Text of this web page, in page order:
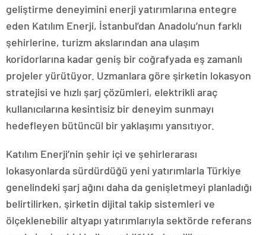
geliştirme deneyimini enerji yatırımlarına entegre
eden Katılım Enerji, İstanbul’dan Anadolu’nun farklı
şehirlerine, turizm akslarından ana ulaşım
koridorlarına kadar geniş bir coğrafyada eş zamanlı
projeler yürütüyor. Uzmanlara göre şirketin lokasyon
stratejisi ve hızlı şarj çözümleri, elektrikli araç
kullanıcılarına kesintisiz bir deneyim sunmayı
hedefleyen bütüncül bir yaklaşımı yansıtıyor.
Katılım Enerji’nin şehir içi ve şehirlerarası
lokasyonlarda sürdürdüğü yeni yatırımlarla Türkiye
genelindeki şarj ağını daha da genişletmeyi planladığı
belirtilirken, şirketin dijital takip sistemleri ve
ölçeklenebilir altyapı yatırımlarıyla sektörde referans